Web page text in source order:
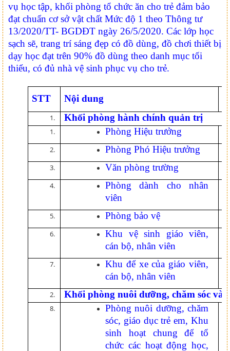
vụ học tập, khối phòng tổ chức ăn cho trẻ đảm bảo
đạt chuẩn cơ sở vật chất Mức độ 1 theo Thông tư
13/2020/TT- BGDĐT ngày 26/5/2020. Các lớp học
sạch sẽ, trang trí sáng đẹp có đồ dùng, đồ chơi thiết bị
dạy học đạt trên 90% đồ dùng theo danh mục tối
thiểu, có đủ nhà vệ sinh phục vụ cho trẻ.
STT Nội dung
Khối phòng hành chính quản trị
Phòng Hiệu trưởng
Phòng Phó Hiệu trưởng
Văn phòng trường
Phòng dành cho nhân
viên
Phòng bảo vệ
Khu vệ sinh giáo viên,
cán bộ, nhân viên
Khu để xe của giáo viên,
cán bộ, nhân viên
Khối phòng nuôi dưỡng, chăm sóc và
Phòng nuôi dưỡng, chăm
sóc, giáo dục trẻ em, Khu
sinh hoạt chung để tổ
chức các hoạt động học,